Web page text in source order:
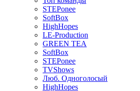
STEPonee
SoftBox
HighHopes
LE-Production
GREEN TEA
SoftBox
STEPonee
TVShows
Люб. Одноголосый
HighHopes